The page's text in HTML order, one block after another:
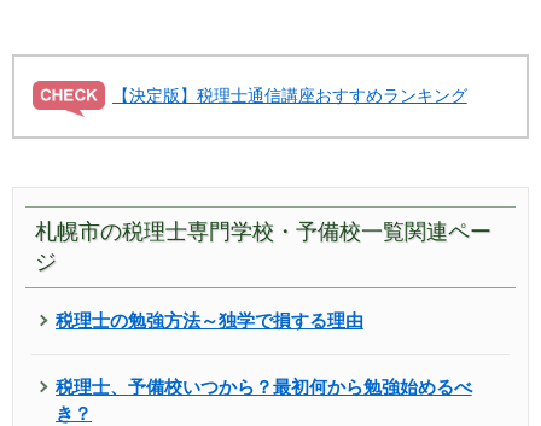
【決定版】税理士通信講座おすすめランキング
札幌市の税理士専門学校・予備校一覧関連ペー
ジ
税理士の勉強方法～独学で損する理由
税理士、予備校いつから？最初何から勉強始めるべ
き？